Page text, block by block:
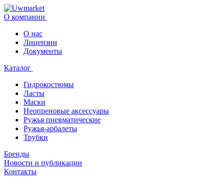
О компании
О нас
Лицензии
Документы
Каталог
Гидрокостюмы
Ласты
Маски
Неопреновые аксессуары
Ружья пневматические
Ружья-арбалеты
Трубки
Бренды
Новости и публикации
Контакты